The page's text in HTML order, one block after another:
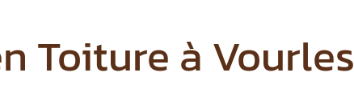
Toiture à Vourles